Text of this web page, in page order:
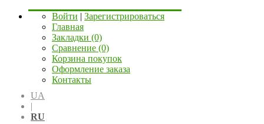
Войти | Зарегистрироваться
Главная
Закладки (0)
Сравнение (0)
Корзина покупок
Оформление заказа
Контакты
UA
|
RU